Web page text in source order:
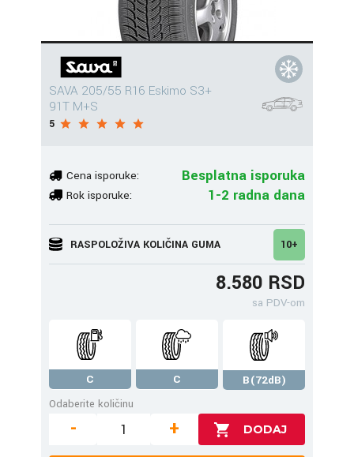
SAVA 205/55 R16 Eskimo S3+
91T M+S
5
Cena isporuke: Besplatna isporuka
Rok isporuke: 1-2 radna dana
RASPOLOŽIVA KOLIČINA GUMA 10+
8.580 RSD
sa PDV-om
C C
B(72dB)
Odaberite količinu
- +